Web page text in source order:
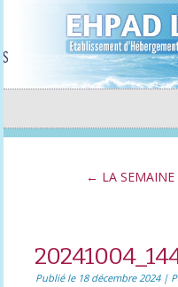
← LA
Publié le 18 décembre 2024|